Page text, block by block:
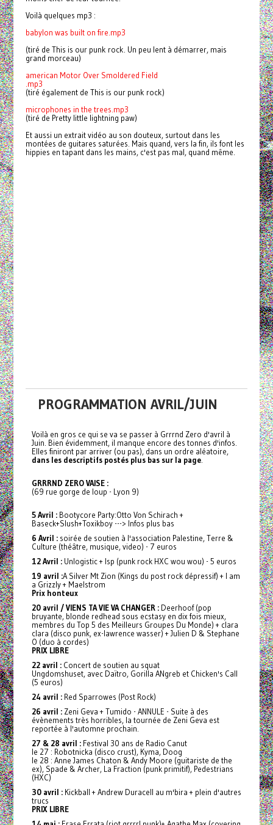
Voilà quelques mp3 :
babylon was built on fire.mp3
(tiré de This is our punk rock. Un peu lent à démarrer, mais
grand morceau)
american Motor Over Smoldered Field
.mp3
(tiré également de This is our punk rock)
microphones in the trees.mp3
(tiré de Pretty little lightning paw)
Et aussi un extrait vidéo au son douteux, surtout dans les
montées de guitares saturées. Mais quand, vers la fin, ils font les
hippies en tapant dans les mains, c'est pas mal, quand même.
PROGRAMMATION AVRIL/JUIN
Voilà en gros ce qui se va se passer à Grrrnd Zero d'avril à
Juin. Bien évidemment, il manque encore des tonnes d'infos.
Elles finiront par arriver (ou pas), dans un ordre aléatoire,
dans les descriptifs postés plus bas sur la page.
GRRRND ZERO VAISE :
(69 rue gorge de loup - Lyon 9)
5 Avril :Bootycore Party:Otto Von Schirach +
Baseck+Slush+Toxikboy ---> Infos plus bas
6 Avril :soirée de soutien à l'association Palestine, Terre &
Culture (théâtre, musique, video) - 7 euros
12 Avril :Unlogistic + Isp (punk rock HXC wou wou) - 5 euros
19 avril :A Silver Mt Zion (Kings du post rock dépressif) + I am
a Grizzly + Maelstrom
Prix honteux
20 avril / VIENS TA VIE VA CHANGER :Deerhoof (pop
bruyante, blonde redhead sous ecstasy en dix fois mieux,
membres du Top 5 des Meilleurs Groupes Du Monde) + clara
clara (disco punk, ex-lawrence wasser) + Julien D & Stephane
O (duo à cordes)
PRIX LIBRE
22 avril :Concert de soutien au squat
Ungdomshuset, avec Daïtro, Gorilla ANgreb et Chicken's Call
(5 euros)
24 avril :Red Sparrowes (Post Rock)
26 avril :Zeni Geva + Tumido - ANNULE - Suite à des
évènements très horribles, la tournée de Zeni Geva est
reportée à l'automne prochain.
27 & 28 avril :Festival 30 ans de Radio Canut
le 27 : Robotnicka (disco crust), Kyma, Doog
le 28 : Anne James Chaton & Andy Moore (guitariste de the
ex), Spade & Archer, La Fraction (punk primitif), Pedestrians
(HXC)
30 avril :Kickball + Andrew Duracell au m'bira + plein d'autres
trucs
PRIX LIBRE